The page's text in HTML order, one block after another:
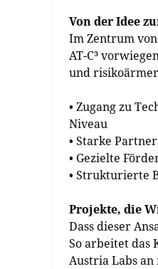
Von der Idee
Im Zentrum
AT-C³
und
• Zugang zu
Niveau
• Starke
• Gezielte
• Strukturierte
Projekte, die
Dass dieser
So arbeitet das
Austria Labs an